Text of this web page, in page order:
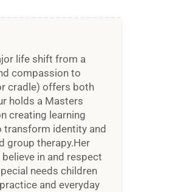
life shift from a
compassion to
cradle) offers both
holds a Masters
creating learning
transform identity and
group therapy.Her
in and respect
needs children
and everyday